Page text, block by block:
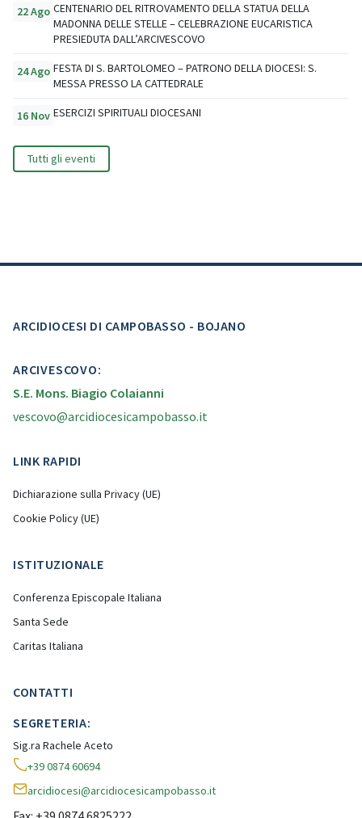
22 Ago CENTENARIO DEL RITROVAMENTO DELLA STATUA DELLA
MADONNA DELLE STELLE – CELEBRAZIONE EUCARISTICA
PRESIEDUTA DALL’ARCIVESCOVO
24 Ago FESTA DI S. BARTOLOMEO – PATRONO DELLA DIOCESI: S.
MESSA PRESSO LA CATTEDRALE
16 Nov ESERCIZI SPIRITUALI DIOCESANI
Tutti gli eventi
ARCIDIOCESI DI CAMPOBASSO - BOJANO
ARCIVESCOVO:
S.E. Mons. Biagio Colaianni
vescovo@arcidiocesicampobasso.it
LINK RAPIDI
Dichiarazione sulla Privacy (UE)
Cookie Policy (UE)
ISTITUZIONALE
Conferenza Episcopale Italiana
Santa Sede
Caritas Italiana
CONTATTI
SEGRETERIA:
Sig.ra Rachele Aceto
+39 0874 60694
arcidiocesi@arcidiocesicampobasso.it